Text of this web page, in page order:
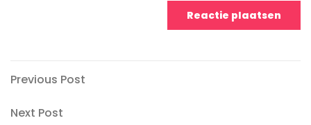
Berichtnavigatie
Previous
Previous Post
Next
Next Post